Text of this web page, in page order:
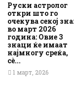
Руски астролог
откри што го
очекува секој
во март 2026
година: Овие 3
знаци ќе имаат
најмногу среќа,
сè...
1 март, 2026